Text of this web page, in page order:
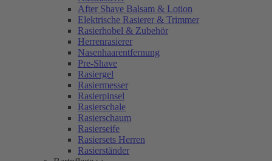
After Shave Balsam & Lotion
Elektrische Rasierer & Trimmer
Rasierhobel & Zubehör
Herrenrasierer
Nasenhaarentfernung
Pre-Shave
Rasiergel
Rasiermesser
Rasierpinsel
Rasierschale
Rasierschaum
Rasierseife
Rasiersets Herren
Rasierständer